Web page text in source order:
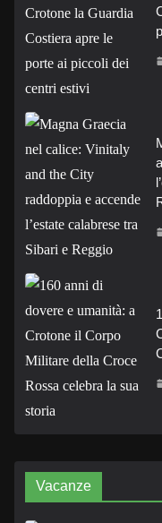
Vacanze